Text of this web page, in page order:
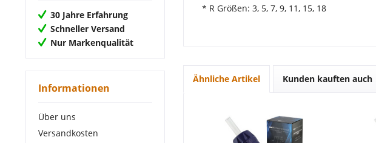
30 Jahre Erfahrung
Schneller Versand
Nur Markenqualität
Informationen
Über uns
Versandkosten
* R Größen: 3, 5, 7, 9, 11, 15, 18
Ähnliche Artikel Kunden kauften auch